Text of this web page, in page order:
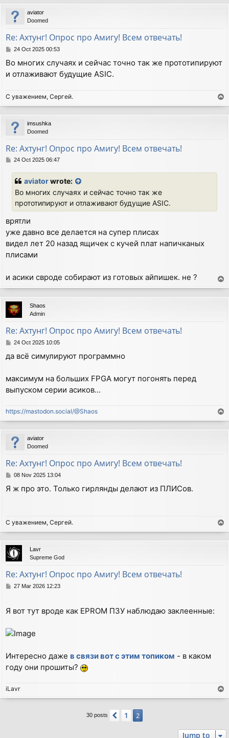
p
aviator
Doomed
Re: Ахтунг! Опрос про Амигу! Всем отвечать!
P
s
t
24 Oct 2025 00:53
Во многих случаях и сейчас точно так же прототипируют
и отлаживают будущие ASIC.
С уважением, Сергей.
o
p
imsushka
Doomed
Re: Ахтунг! Опрос про Амигу! Всем отвечать!
P24 Oct 2025 06:47
aviatorwrote:
Во многих случаях и сейчас точно так же
прототипируют и отлаживают будущие ASIC.
врятли
уже давно все делается на супер плисах
видел лет 20 назад ящичек с кучей плат напичканых
плисами
и асики свроде собирают из готовых айпишек. не ?
o
p
Shaos
Admin
Re: Ахтунг! Опрос про Амигу! Всем отвечать!
P
s
24 Oct 2025 10:05
да всё симулируют программно
максимум на больших FPGA могут погонять перед
выпуском серии асиков...
https://mastodon.social/@Shaos
o
p
aviator
Doomed
Re: Ахтунг! Опрос про Амигу! Всем отвечать!
P
s
08 Nov 2025 13:04
Я ж про это. Только гирлянды делают из ПЛИСов.
С уважением, Сергей.
o
p
Lavr
Supreme God
Re: Ахтунг! Опрос про Амигу! Всем отвечать!
P27 Mar 2026 12:23
.
Я вот тут вроде как EPROM ПЗУ наблюдаю заклеенные:
Интересно даже в связи вот с этим топиком - в каком
году они прошиты?
iLavr
o
30 posts Previous
1 2
Jump to